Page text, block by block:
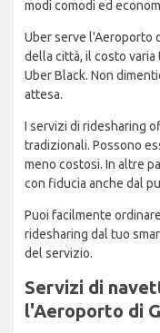
modi comodi ed
Uber serve l'Aeroporto
della città, il costo varia
Uber Black. Non
attesa.
I servizi di ridesharing
tradizionali. Possono
meno costosi. In altre
con fiducia anche dal
Puoi facilmente
ridesharing dal tuo
del servizio.
Servizi di
l'Aeroporto di